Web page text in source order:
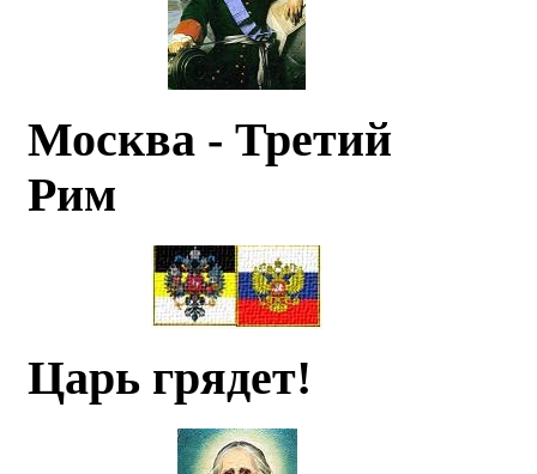
Москва - Третий
Рим
Царь грядет!